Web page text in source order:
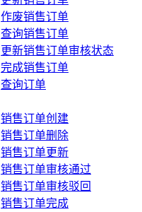
作废销售订单
查询销售订单
更新销售订单审核状态
完成销售订单
查询订单
销售订单创建
销售订单删除
销售订单更新
销售订单审核通过
销售订单审核驳回
销售订单完成